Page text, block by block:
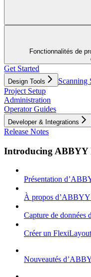
Fonctionnalités de
Get Started
Design Tools
Scanning
Project Setup
Administration
Operator Guides
Developer & Integrations
Release Notes
Introducing ABBYY
Présentation
À propos
Capture de données
Créer un FlexiLayout
Nouveautés